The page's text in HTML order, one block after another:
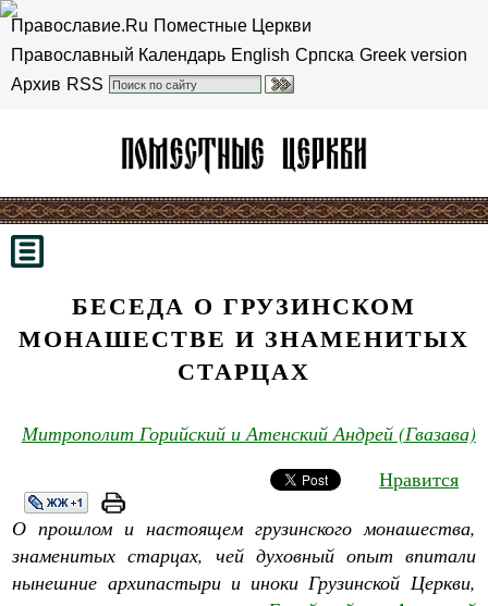
Православие.Ru Поместные Церкви
Православный Календарь English Српска Greek version
Архив RSS
БЕСЕДА О ГРУЗИНСКОМ
МОНАШЕСТВЕ И ЗНАМЕНИТЫХ
СТАРЦАХ
Митрополит Горийский и Атенский Андрей (Гвазава)
Нравится
О прошлом и настоящем грузинского монашества,
знаменитых старцах, чей духовный опыт впитали
нынешние архипастыри и иноки Грузинской Церкви,